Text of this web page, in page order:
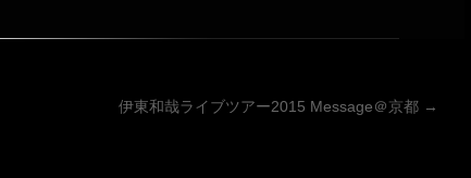
伊東和哉ライブツアー2015 Message＠京都 →